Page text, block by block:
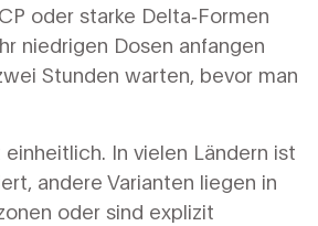
oder starke Delta‑Formen
niedrigen Dosen anfangen
Stunden warten, bevor man
In vielen Ländern ist
andere Varianten liegen in
oder sind explizit